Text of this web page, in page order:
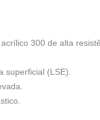
300 de alta
superficial (LSE).